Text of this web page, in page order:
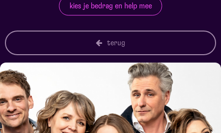
kies je bedrag en help mee
terug